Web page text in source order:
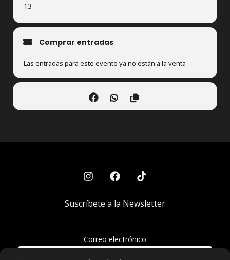
13
Comprar entradas
Las entradas para este evento ya no están a la venta
Suscríbete a la Newsletter
Correo electrónico